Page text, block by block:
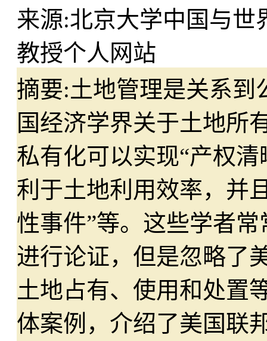
来源:北京大学中国与世
教授个人网站
摘要:土地管理是关系到
国经济学界关于土地所
私有化可以实现“产权
利于土地利用效率，并
性事件”等。这些学者
进行论证，但是忽略了
土地占有、使用和处置
体案例，介绍了美国联